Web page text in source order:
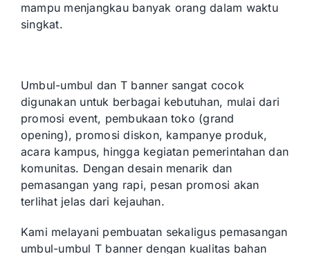
mampu menjangkau banyak orang dalam waktu
singkat.
Umbul-umbul dan T banner sangat cocok
digunakan untuk berbagai kebutuhan, mulai dari
promosi event, pembukaan toko (grand
opening), promosi diskon, kampanye produk,
acara kampus, hingga kegiatan pemerintahan dan
komunitas. Dengan desain menarik dan
pemasangan yang rapi, pesan promosi akan
terlihat jelas dari kejauhan.
Kami melayani pembuatan sekaligus pemasangan
umbul-umbul T banner dengan kualitas bahan